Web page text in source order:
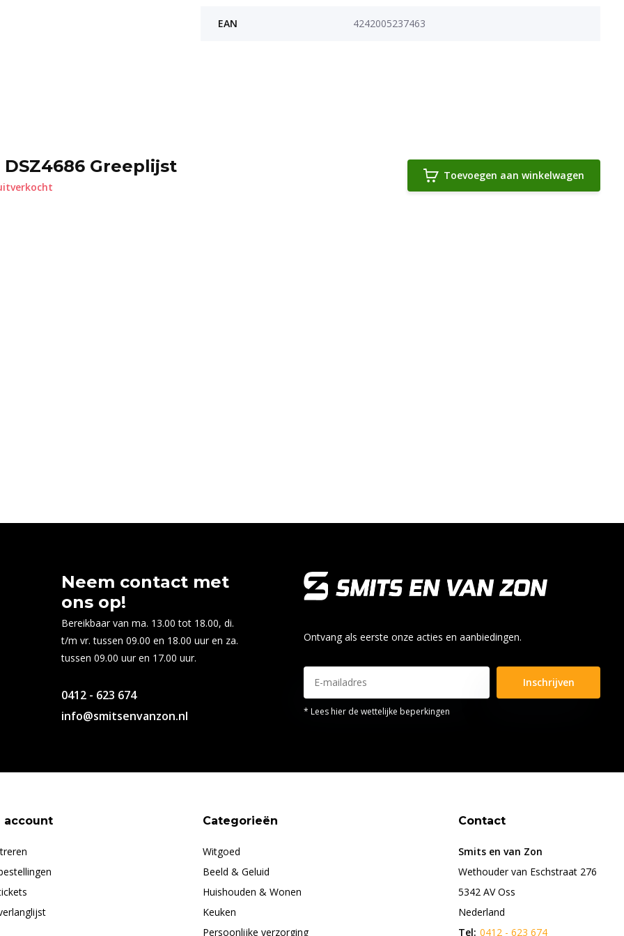
EAN 4242005237463
DSZ4686 Greeplijst Toevoegen aan winkelwagen
Neem contact met
ons op!
Bereikbaar van ma. 13.00 tot 18.00, di.
t/m vr. tussen 09.00 en 18.00 uur en za.
tussen 09.00 uur en 17.00 uur.
0412 - 623 674
info@smitsenvanzon.nl
Ontvang als eerste onze acties en aanbiedingen.
Inschrijven
* Lees hier de wettelijke beperkingen
account Categorieën
Witgoed
Beeld & Geluid
Huishouden & Wonen
Keuken
Persoonlijke verzorging
Contact
Smits en van Zon
Wethouder van Eschstraat 276
5342 AV Oss
Nederland
Tel: 0412 - 623 674